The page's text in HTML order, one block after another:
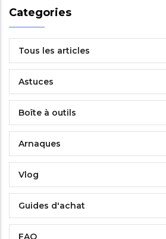
Categories
Tous les articles
Astuces
Boîte à outils
Arnaques
Vlog
Guides d'achat
FAQ